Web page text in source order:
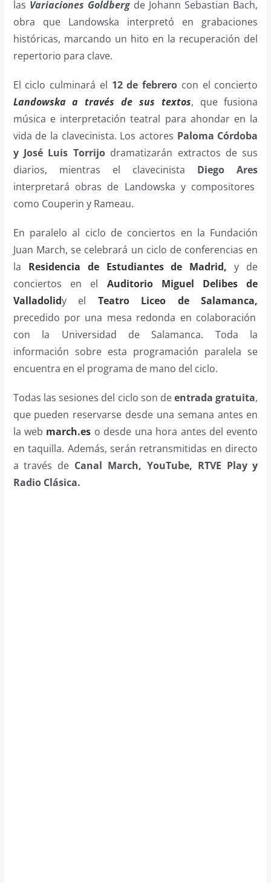
las Variaciones Goldbergde Johann Sebastian Bach,
obra que Landowska interpretó en grabaciones
históricas, marcando un hito en la recuperación del
repertorio para clave.
El ciclo culminará el 12 de febrero con el concierto
Landowska a través de sus textos, que fusiona
música e interpretación teatral para ahondar en la
vida de la clavecinista. Los actores Paloma Córdoba
y José Luis Torrijodramatizarán extractos de sus
diarios, mientras el clavecinista Diego Ares
interpretará obras de Landowska y compositores
como Couperin y Rameau.
En paralelo al ciclo de conciertos en la Fundación
Juan March, se celebrará un ciclo de conferencias en
la Residencia de Estudiantes de Madrid, y de
conciertos en el Auditorio Miguel Delibes de
Valladolidy el Teatro Liceo de Salamanca,
precedido por una mesa redonda en colaboración
con la Universidad de Salamanca. Toda la
información sobre esta programación paralela se
encuentra en el programa de mano del ciclo.
Todas las sesiones del ciclo son deentrada gratuita,
que pueden reservarse desde una semana antes en
la web march.es o desde una hora antes del evento
en taquilla. Además, serán retransmitidas en directo
a través de Canal March, YouTube, RTVE Play y
Radio Clásica.